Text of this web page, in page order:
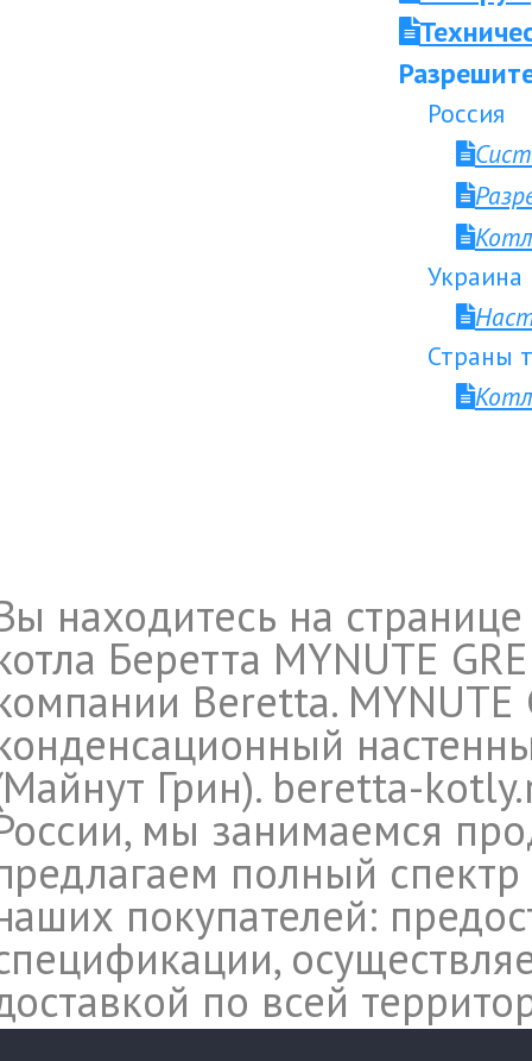
Россия
Украина
Страны
находитесь на
Беретта MYNUTE
Beretta. MYNUTE
Грин). beretta-
мы занимаемся
полный
покупателей:
по всей